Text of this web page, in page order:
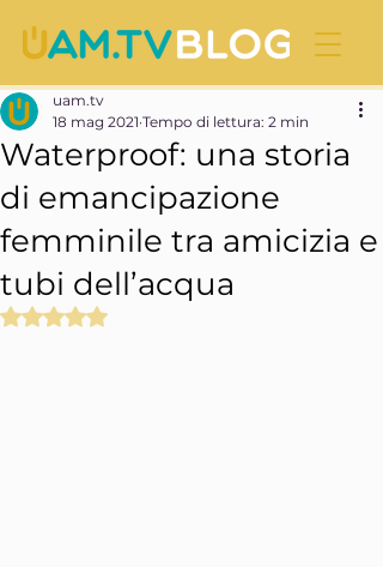
Waterproof: una storia
di emancipazione
femminile tra amicizia e
tubi dell’acqua
uam.tv
18 mag 2021 Tempo di lettura: 2 min
Valutazione NaN stelle su 5.